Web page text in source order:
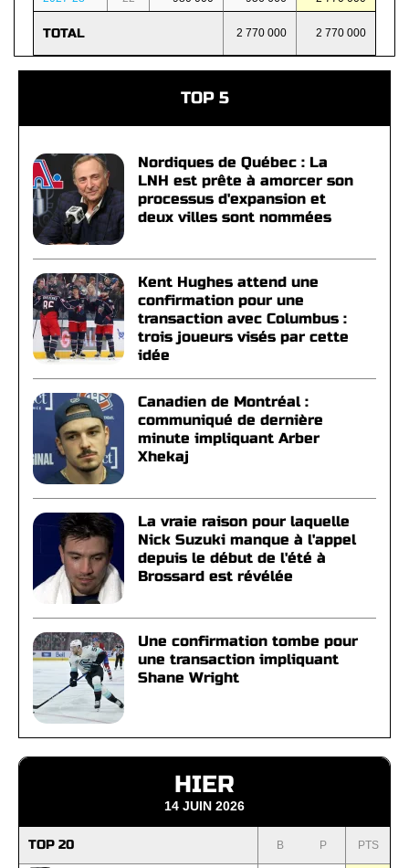
TOTAL 2 770 000 2 770 000
TOP 5
Nordiques de Québec : La
LNH est prête à amorcer son
processus d'expansion et
deux villes sont nommées
Kent Hughes attend une
confirmation pour une
transaction avec Columbus :
trois joueurs visés par cette
idée
Canadien de Montréal :
communiqué de dernière
minute impliquant Arber
Xhekaj
La vraie raison pour laquelle
Nick Suzuki manque à l'appel
depuis le début de l'été à
Brossard est révélée
Une confirmation tombe pour
une transaction impliquant
Shane Wright
HIER
14 JUIN 2026
TOP 20 B P PTS